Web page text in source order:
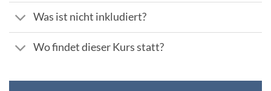
Was ist nicht inkludiert?
Wo findet dieser Kurs statt?